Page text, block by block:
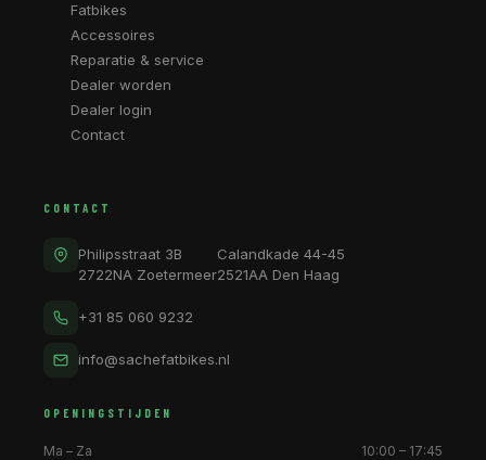
Fatbikes
Accessoires
Reparatie & service
Dealer worden
Dealer login
Contact
CONTACT
Philipsstraat 3B
2722NA Zoetermeer
Calandkade 44-45
2521AA Den Haag
+31 85 060 9232
info@sachefatbikes.nl
OPENINGSTIJDEN
Ma – Za 10:00 – 17:45